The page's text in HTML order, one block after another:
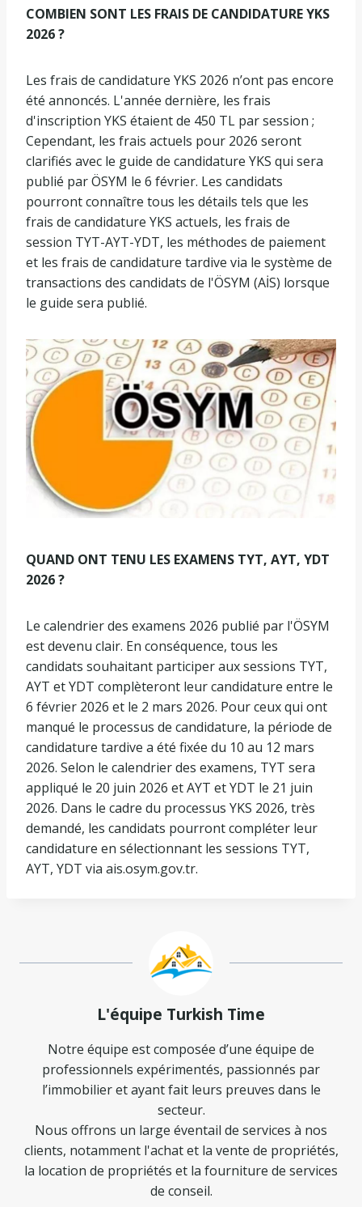
COMBIEN SONT LES FRAIS DE CANDIDATURE YKS
2026 ?
Les frais de candidature YKS 2026 n’ont pas encore
été annoncés. L'année dernière, les frais
d'inscription YKS étaient de 450 TL par session ;
Cependant, les frais actuels pour 2026 seront
clarifiés avec le guide de candidature YKS qui sera
publié par ÖSYM le 6 février. Les candidats
pourront connaître tous les détails tels que les
frais de candidature YKS actuels, les frais de
session TYT-AYT-YDT, les méthodes de paiement
et les frais de candidature tardive via le système de
transactions des candidats de l'ÖSYM (AİS) lorsque
le guide sera publié.
QUAND ONT TENU LES EXAMENS TYT, AYT, YDT
2026 ?
Le calendrier des examens 2026 publié par l'ÖSYM
est devenu clair. En conséquence, tous les
candidats souhaitant participer aux sessions TYT,
AYT et YDT complèteront leur candidature entre le
6 février 2026 et le 2 mars 2026. Pour ceux qui ont
manqué le processus de candidature, la période de
candidature tardive a été fixée du 10 au 12 mars
2026. Selon le calendrier des examens, TYT sera
appliqué le 20 juin 2026 et AYT et YDT le 21 juin
2026. Dans le cadre du processus YKS 2026, très
demandé, les candidats pourront compléter leur
candidature en sélectionnant les sessions TYT,
AYT, YDT via ais.osym.gov.tr.
L'équipe Turkish Time
Notre équipe est composée d’une équipe de
professionnels expérimentés, passionnés par
l’immobilier et ayant fait leurs preuves dans le
secteur.
Nous offrons un large éventail de services à nos
clients, notamment l'achat et la vente de propriétés,
la location de propriétés et la fourniture de services
de conseil.